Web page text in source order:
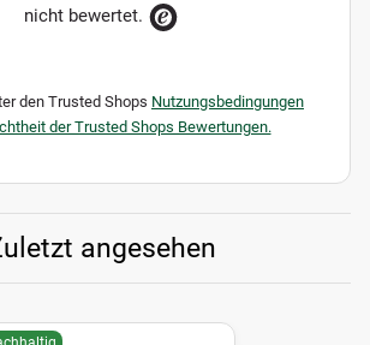
nicht bewertet.
den Trusted Shops Nutzungsbedingungen
der Trusted Shops Bewertungen.
angesehen